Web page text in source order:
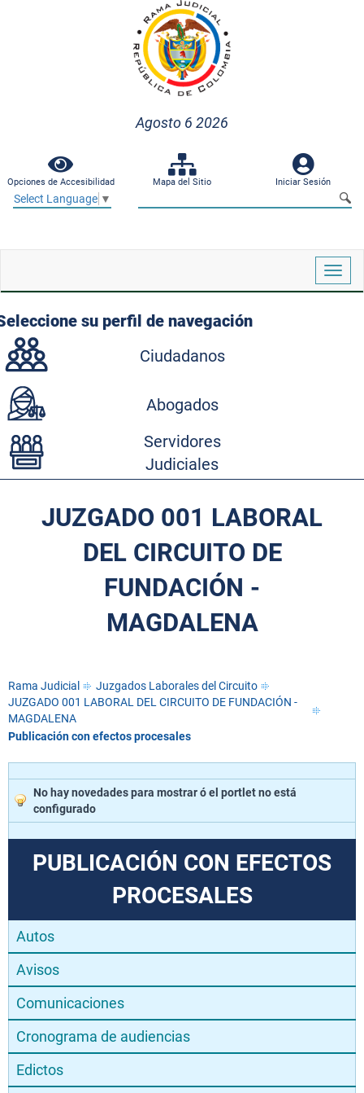
Agosto 6 2026
Opciones de Accesibilidad Mapa del Sitio Iniciar Sesión
Select Language ▼
su perfil de navegación
Ciudadanos
Abogados
Servidores
Judiciales
JUZGADO 001 LABORAL
DEL CIRCUITO DE
FUNDACIÓN -
MAGDALENA
Rama Judicial
Juzgados Laborales del Circuito
JUZGADO 001 LABORAL DEL CIRCUITO DE FUNDACIÓN -
MAGDALENA
Publicación con efectos procesales
No hay novedades para mostrar ó el portlet no está
configurado
PUBLICACIÓN CON EFECTOS
PROCESALES
Autos
Avisos
Comunicaciones
Cronograma de audiencias
Edictos